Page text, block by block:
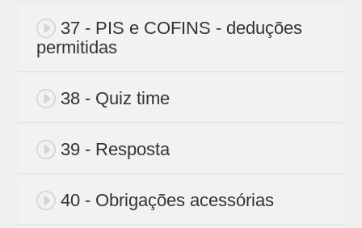
37 - PIS e COFINS - deduções
permitidas
38 - Quiz time
39 - Resposta
40 - Obrigações acessórias